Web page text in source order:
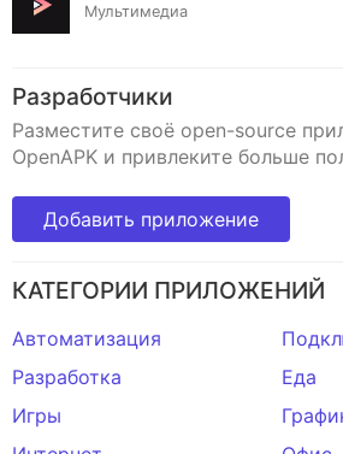
Мультимедиа
Разработчики
Разместите своё open-source
OpenAPK и привлеките больше
Добавить приложение
КАТЕГОРИИ ПРИЛОЖЕНИЙ
Автоматизация
Разработка
Еда
Игры